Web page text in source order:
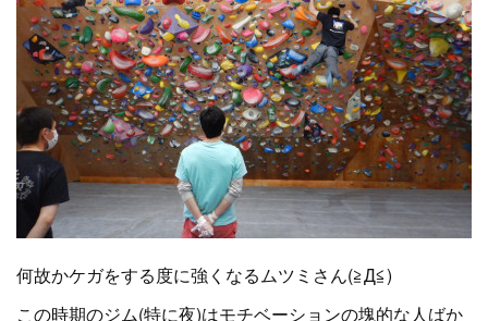
何故かケガをする度に強くなるムツミさん(≧Д≦)
この時期のジム(特に夜)はモチベーションの塊的な人ばか